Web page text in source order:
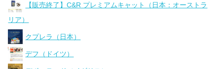
【販売終了】C&R プレミアムキャット（日本：オーストラ
リア）
クプレラ（日本）
デフ（ドイツ）